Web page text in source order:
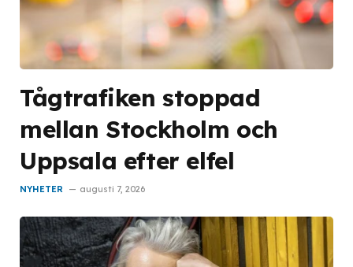
Tågtrafiken stoppad
mellan Stockholm och
Uppsala efter elfel
NYHETER augusti 7, 2026